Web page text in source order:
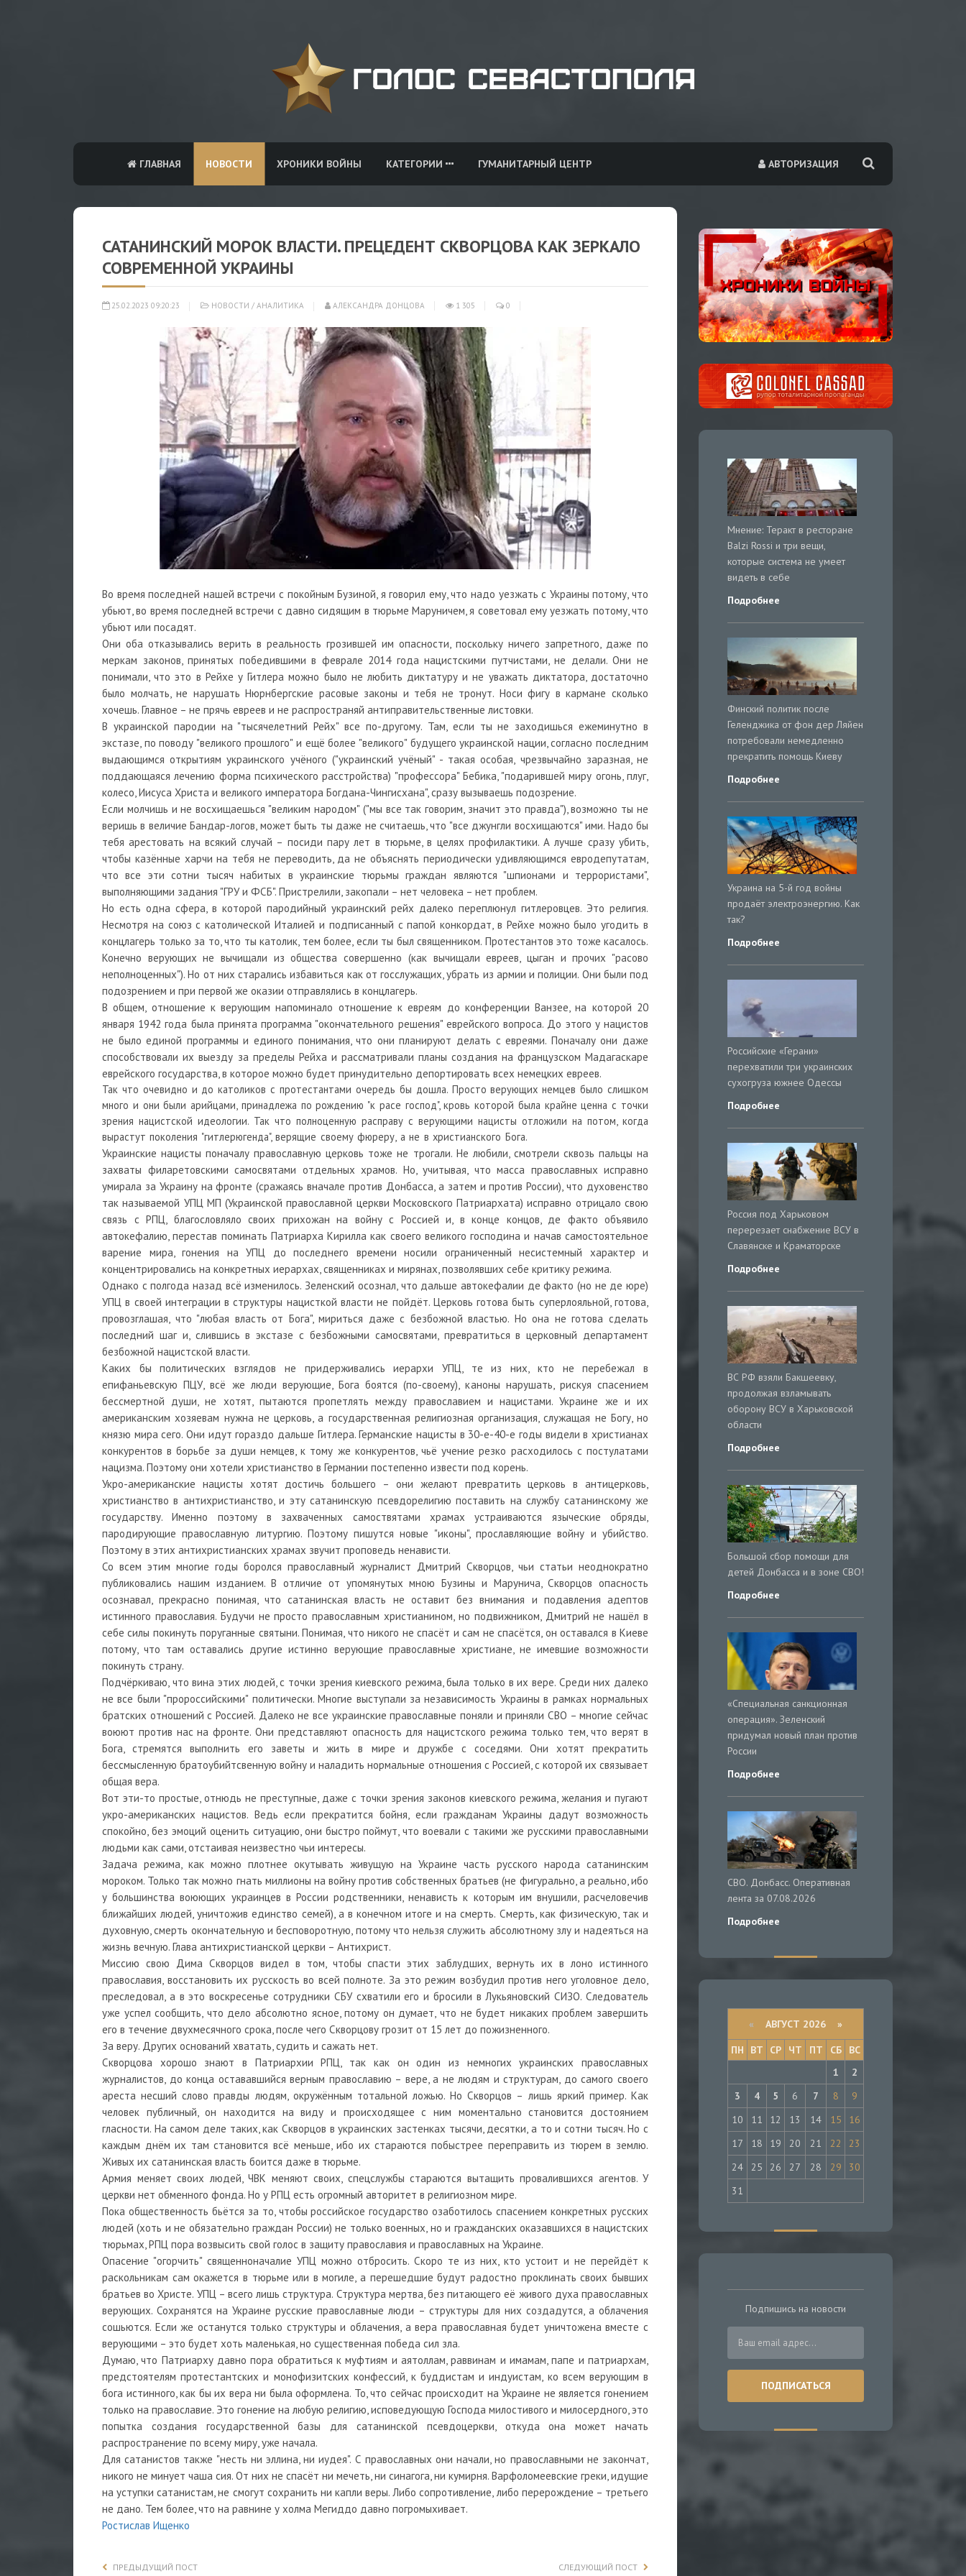
АВТОРИЗАЦИЯ
ГЛАВНАЯ НОВОСТИ ХРОНИКИ ВОЙНЫ КАТЕГОРИИ ГУМАНИТАРНЫЙ ЦЕНТР
САТАНИНСКИЙ МОРОК ВЛАСТИ. ПРЕЦЕДЕНТ СКВОРЦОВА КАК ЗЕРКАЛО
СОВРЕМЕННОЙ УКРАИНЫ
25.02.2023 09:20:23 НОВОСТИ / АНАЛИТИКА АЛЕКСАНДРА ДОНЦОВА 1 305 0
Во время последней нашей встречи с покойным Бузиной, я говорил ему, что надо уезжать с Украины потому, что
убьют, во время последней встречи с давно сидящим в тюрьме Маруничем, я советовал ему уезжать потому, что
убьют или посадят.
Они оба отказывались верить в реальность грозившей им опасности, поскольку ничего запретного, даже по
меркам законов, принятых победившими в феврале 2014 года нацистскими путчистами, не делали. Они не
понимали, что это в Рейхе у Гитлера можно было не любить диктатуру и не уважать диктатора, достаточно
было молчать, не нарушать Нюрнбергские расовые законы и тебя не тронут. Носи фигу в кармане сколько
хочешь. Главное – не прячь евреев и не распространяй антиправительственные листовки.
В украинской пародии на "тысячелетний Рейх" все по-другому. Там, если ты не заходишься ежеминутно в
экстазе, по поводу "великого прошлого" и ещё более "великого" будущего украинской нации, согласно последним
выдающимся открытиям украинского учёного ("украинский учёный" - такая особая, чрезвычайно заразная, не
поддающаяся лечению форма психического расстройства) "профессора" Бебика, "подарившей миру огонь, плуг,
колесо, Иисуса Христа и великого императора Богдана-Чингисхана", сразу вызываешь подозрение.
Если молчишь и не восхищаешься "великим народом" ("мы все так говорим, значит это правда"), возможно ты не
веришь в величие Бандар-логов, может быть ты даже не считаешь, что "все джунгли восхищаются" ими. Надо бы
тебя арестовать на всякий случай – посиди пару лет в тюрьме, в целях профилактики. А лучше сразу убить,
чтобы казённые харчи на тебя не переводить, да не объяснять периодически удивляющимся евродепутатам,
что все эти сотни тысяч набитых в украинские тюрьмы граждан являются "шпионами и террористами",
выполняющими задания "ГРУ и ФСБ". Пристрелили, закопали – нет человека – нет проблем.
Но есть одна сфера, в которой пародийный украинский рейх далеко переплюнул гитлеровцев. Это религия.
Несмотря на союз с католической Италией и подписанный с папой конкордат, в Рейхе можно было угодить в
концлагерь только за то, что ты католик, тем более, если ты был священником. Протестантов это тоже касалось.
Конечно верующих не вычищали из общества совершенно (как вычищали евреев, цыган и прочих "расово
неполноценных"). Но от них старались избавиться как от госслужащих, убрать из армии и полиции. Они были под
подозрением и при первой же оказии отправлялись в концлагерь.
В общем, отношение к верующим напоминало отношение к евреям до конференции Ванзее, на которой 20
января 1942 года была принята программа "окончательного решения" еврейского вопроса. До этого у нацистов
не было единой программы и единого понимания, что они планируют делать с евреями. Поначалу они даже
способствовали их выезду за пределы Рейха и рассматривали планы создания на французском Мадагаскаре
еврейского государства, в которое можно будет принудительно депортировать всех немецких евреев.
Так что очевидно и до католиков с протестантами очередь бы дошла. Просто верующих немцев было слишком
много и они были арийцами, принадлежа по рождению "к расе господ", кровь которой была крайне ценна с точки
зрения нацистской идеологии. Так что полноценную расправу с верующими нацисты отложили на потом, когда
вырастут поколения "гитлерюгенда", верящие своему фюреру, а не в христианского Бога.
Украинские нацисты поначалу православную церковь тоже не трогали. Не любили, смотрели сквозь пальцы на
захваты филаретовскими самосвятами отдельных храмов. Но, учитывая, что масса православных исправно
умирала за Украину на фронте (сражаясь вначале против Донбасса, а затем и против России), что духовенство
так называемой УПЦ МП (Украинской православной церкви Московского Патриархата) исправно отрицало свою
связь с РПЦ, благословляло своих прихожан на войну с Россией и, в конце концов, де факто объявило
автокефалию, перестав поминать Патриарха Кирилла как своего великого господина и начав самостоятельное
варение мира, гонения на УПЦ до последнего времени носили ограниченный несистемный характер и
концентрировались на конкретных иерархах, священниках и мирянах, позволявших себе критику режима.
Однако с полгода назад всё изменилось. Зеленский осознал, что дальше автокефалии де факто (но не де юре)
УПЦ в своей интеграции в структуры нацисткой власти не пойдёт. Церковь готова быть суперлояльной, готова,
провозглашая, что "любая власть от Бога", мириться даже с безбожной властью. Но она не готова сделать
последний шаг и, слившись в экстазе с безбожными самосвятами, превратиться в церковный департамент
безбожной нацистской власти.
Каких бы политических взглядов не придерживались иерархи УПЦ, те из них, кто не перебежал в
епифаньевскую ПЦУ, всё же люди верующие, Бога боятся (по-своему), каноны нарушать, рискуя спасением
бессмертной души, не хотят, пытаются пропетлять между православием и нацистами. Украине же и их
американским хозяевам нужна не церковь, а государственная религиозная организация, служащая не Богу, но
князю мира сего. Они идут гораздо дальше Гитлера. Германские нацисты в 30-е-40-е годы видели в христианах
конкурентов в борьбе за души немцев, к тому же конкурентов, чьё учение резко расходилось с постулатами
нацизма. Поэтому они хотели христианство в Германии постепенно извести под корень.
Укро-американские нацисты хотят достичь большего – они желают превратить церковь в антицерковь,
христианство в антихристианство, и эту сатанинскую псевдорелигию поставить на службу сатанинскому же
государству. Именно поэтому в захваченных самоствятами храмах устраиваются языческие обряды,
пародирующие православную литургию. Поэтому пишутся новые "иконы", прославляющие войну и убийство.
Поэтому в этих антихристианских храмах звучит проповедь ненависти.
Со всем этим многие годы боролся православный журналист Дмитрий Скворцов, чьи статьи неоднократно
публиковались нашим изданием. В отличие от упомянутых мною Бузины и Марунича, Скворцов опасность
осознавал, прекрасно понимая, что сатанинская власть не оставит без внимания и подавления адептов
истинного православия. Будучи не просто православным христианином, но подвижником, Дмитрий не нашёл в
себе силы покинуть поруганные святыни. Понимая, что никого не спасёт и сам не спасётся, он оставался в Киеве
потому, что там оставались другие истинно верующие православные христиане, не имевшие возможности
покинуть страну.
Подчёркиваю, что вина этих людей, с точки зрения киевского режима, была только в их вере. Среди них далеко
не все были "пророссийскими" политически. Многие выступали за независимость Украины в рамках нормальных
братских отношений с Россией. Далеко не все украинские православные поняли и приняли СВО – многие сейчас
воюют против нас на фронте. Они представляют опасность для нацистского режима только тем, что верят в
Бога, стремятся выполнить его заветы и жить в мире и дружбе с соседями. Они хотят прекратить
бессмысленную братоубийтсвенную войну и наладить нормальные отношения с Россией, с которой их связывает
общая вера.
Вот эти-то простые, отнюдь не преступные, даже с точки зрения законов киевского режима, желания и пугают
укро-американских нацистов. Ведь если прекратится бойня, если гражданам Украины дадут возможность
спокойно, без эмоций оценить ситуацию, они быстро поймут, что воевали с такими же русскими православными
людьми как сами, отстаивая неизвестно чьи интересы.
Задача режима, как можно плотнее окутывать живущую на Украине часть русского народа сатанинским
мороком. Только так можно гнать миллионы на войну против собственных братьев (не фигурально, а реально, ибо
у большинства воюющих украинцев в России родственники, ненависть к которым им внушили, расчеловечив
ближайших людей, уничтожив единство семей), а в конечном итоге и на смерть. Смерть, как физическую, так и
духовную, смерть окончательную и бесповоротную, потому что нельзя служить абсолютному злу и надеяться на
жизнь вечную. Глава антихристианской церкви – Антихрист.
Миссию свою Дима Скворцов видел в том, чтобы спасти этих заблудших, вернуть их в лоно истинного
православия, восстановить их русскость во всей полноте. За это режим возбудил против него уголовное дело,
преследовал, а в это воскресенье сотрудники СБУ схватили его и бросили в Лукьяновский СИЗО. Следователь
уже успел сообщить, что дело абсолютно ясное, потому он думает, что не будет никаких проблем завершить
его в течение двухмесячного срока, после чего Скворцову грозит от 15 лет до пожизненного.
За веру. Других оснований хватать, судить и сажать нет.
Скворцова хорошо знают в Патриархии РПЦ, так как он один из немногих украинских православных
журналистов, до конца остававшийся верным православию – вере, а не людям и структурам, до самого своего
ареста несший слово правды людям, окружённым тотальной ложью. Но Скворцов – лишь яркий пример. Как
человек публичный, он находится на виду и происходящее с ним моментально становится достоянием
гласности. На самом деле таких, как Скворцов в украинских застенках тысячи, десятки, а то и сотни тысяч. Но с
каждым днём их там становится всё меньше, ибо их стараются побыстрее переправить из тюрем в землю.
Живых их сатанинская власть боится даже в тюрьме.
Армия меняет своих людей, ЧВК меняют своих, спецслужбы стараются вытащить провалившихся агентов. У
церкви нет обменного фонда. Но у РПЦ есть огромный авторитет в религиозном мире.
Пока общественность бьётся за то, чтобы российское государство озаботилось спасением конкретных русских
людей (хоть и не обязательно граждан России) не только военных, но и гражданских оказавшихся в нацистских
тюрьмах, РПЦ пора возвысить свой голос в защиту православия и православных на Украине.
Опасение "огорчить" священноначалие УПЦ можно отбросить. Скоро те из них, кто устоит и не перейдёт к
раскольникам сам окажется в тюрьме или в могиле, а перешедшие будут радостно проклинать своих бывших
братьев во Христе. УПЦ – всего лишь структура. Структура мертва, без питающего её живого духа православных
верующих. Сохранятся на Украине русские православные люди – структуры для них создадутся, а облачения
сошьются. Если же останутся только структуры и облачения, а вера православная будет уничтожена вместе с
верующими – это будет хоть маленькая, но существенная победа сил зла.
Думаю, что Патриарху давно пора обратиться к муфтиям и аятоллам, раввинам и имамам, папе и патриархам,
предстоятелям протестантских и монофизитских конфессий, к буддистам и индуистам, ко всем верующим в
бога истинного, как бы их вера ни была оформлена. То, что сейчас происходит на Украине не является гонением
только на православие. Это гонение на любую религию, исповедующую Господа милостивого и милосердного, это
попытка создания государственной базы для сатанинской псевдоцеркви, откуда она может начать
распространение по всему миру, уже начала.
Для сатанистов также "несть ни эллина, ни иудея". С православных они начали, но православными не закончат,
никого не минует чаша сия. От них не спасёт ни мечеть, ни синагога, ни кумирня. Варфоломеевские греки, идущие
на уступки сатанистам, не смогут сохранить ни капли веры. Либо сопротивление, либо перерождение – третьего
не дано. Тем более, что на равнине у холма Мегиддо давно погромыхивает.
Ростислав Ищенко
ПРЕДЫДУЩИЙ ПОСТ СЛЕДУЮЩИЙ ПОСТ
Мнение: Теракт в ресторане
Balzi Rossi и три вещи,
которые система не умеет
видеть в себе
Подробнее
Финский политик после
Геленджика от фон дер Ляйен
потребовали немедленно
прекратить помощь Киеву
Подробнее
Украина на 5-й год войны
продаёт электроэнергию. Как
так?
Подробнее
Российские «Герани»
перехватили три украинских
сухогруза южнее Одессы
Подробнее
Россия под Харьковом
перерезает снабжение ВСУ в
Славянске и Краматорске
Подробнее
ВС РФ взяли Бакшеевку,
продолжая взламывать
оборону ВСУ в Харьковской
области
Подробнее
Большой сбор помощи для
детей Донбасса и в зоне СВО!
Подробнее
«Специальная санкционная
операция». Зеленский
придумал новый план против
России
Подробнее
СВО. Донбасс. Оперативная
лента за 07.08.2026
Подробнее
« АВГУСТ 2026 »
ПН
ВТ СР ЧТ ПТ СБ
ВС
1
2
3
4 5 6 7 8
9
10
11 12 13 14 15
16
17
18 19 20 21 22
23
24
25 26 27 28 29
30
31
Подпишись на новости